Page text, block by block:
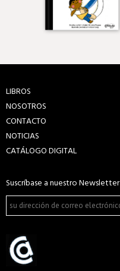
LIBROS
NOSOTROS
CONTACTO
NOTICIAS
CATÁLOGO DIGITAL
Suscríbase a nuestro Newsletter